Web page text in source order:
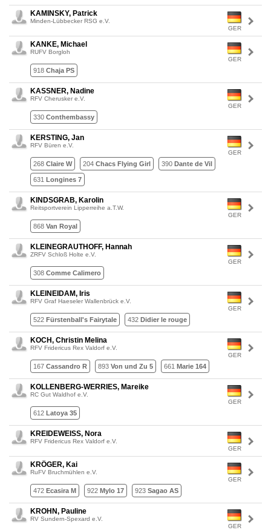
GER
KAMINSKY, Patrick
Minden-Lübbecker RSG e.V.
GER
KANKE, Michael
RUFV Borgloh
918 Chaja PS
GER
KASSNER, Nadine
RFV Cherusker e.V.
330 Conthembassy
GER
KERSTING, Jan
RFV Büren e.V.
268 Claire W 204 Chacs Flying Girl 390 Dante de Vil
631 Longines 7
GER
KINDSGRAB, Karolin
Reitsportverein Lipperreihe a.T.W.
868 Van Royal
GER
KLEINEGRAUTHOFF, Hannah
ZRFV Schloß Holte e.V.
308 Comme Calimero
GER
KLEINEIDAM, Iris
RFV Graf Haeseler Wallenbrück e.V.
522 Fürstenball's Fairytale 432 Didier le rouge
GER
KOCH, Christin Melina
RFV Fridericus Rex Valdorf e.V.
167 Cassandro R 893 Von und Zu 5 661 Marie 164
GER
KOLLENBERG-WERRIES, Mareike
RC Gut Waldhof e.V.
612 Latoya 35
GER
KREIDEWEISS, Nora
RFV Fridericus Rex Valdorf e.V.
GER
KRÖGER, Kai
RuFV Bruchmühlen e.V.
472 Ecasira M 922 Mylo 17 923 Sagao AS
GER
KROHN, Pauline
RV Sundern-Spexard e.V.